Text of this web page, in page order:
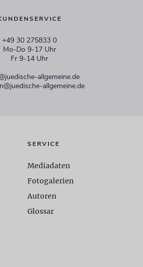
+49 30 275833 0
Mo-Do 9-17 Uhr
Fr 9-14 Uhr
allgemeine.de
allgemeine.de
SERVICE
Mediadaten
Fotogalerien
Autoren
Glossar